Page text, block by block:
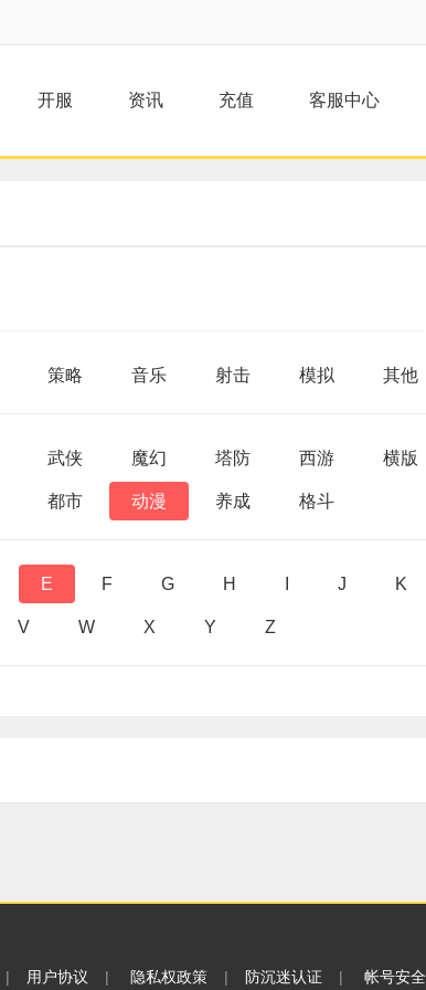
开服 资讯 充值 客服中心
策略 音乐 射击 模拟 其他
武侠 魔幻 塔防 西游 横版
都市 动漫 养成 格斗
E F G H J K
V W X Y Z
| 用户协议 | 隐私权政策 | 防沉迷认证 | 帐号安全